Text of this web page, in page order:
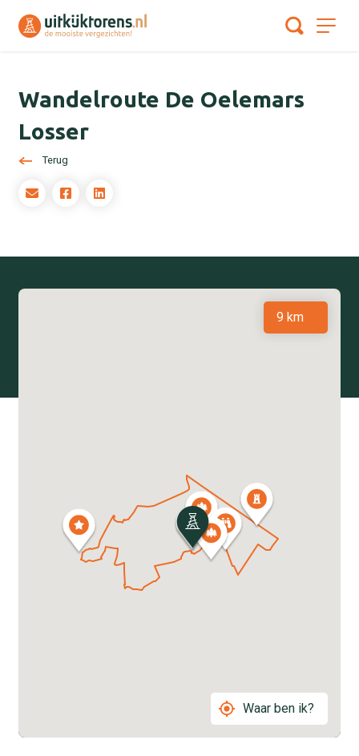
Wandelroute De Oelemars
Losser
Terug
Waar ben ik?
9 km